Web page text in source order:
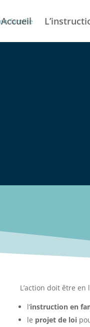
Accueil
L’action doit être en
l’instruction en
le projet de loi